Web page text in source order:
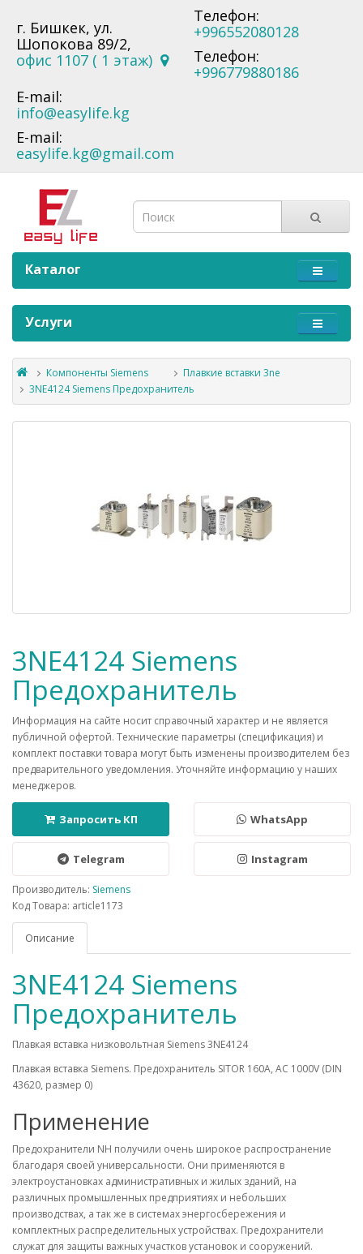
г. Бишкек, ул.
Шопокова 89/2,
офис 1107 ( 1 этаж)
Телефон:
+996552080128
Телефон:
+996779880186
E-mail:
info@easylife.kg
E-mail:
easylife.kg@gmail.com
Каталог
Услуги
Компоненты Siemens
Плавкие вставки 3ne
3NE4124 Siemens Предохранитель
3NE4124 Siemens
Предохранитель
Информация на сайте носит справочный характер и не является
публичной офертой. Технические параметры (спецификация) и
комплект поставки товара могут быть изменены производителем без
предварительного уведомления. Уточняйте информацию у наших
менеджеров.
Запросить КП WhatsApp
Telegram Instagram
Производитель: Siemens
Код Товара: article1173
Описание
3NE4124 Siemens
Предохранитель
Плавкая вставка низковольтная Siemens 3NE4124
Плавкая вставка Siemens. Предохранитель SITOR 160A, AC 1000V (DIN
43620, размер 0)
Применение
Предохранители NH получили очень широкое распространение
благодаря своей универсальности. Они применяются в
электроустановках административных и жилых зданий, на
различных промышленных предприятиях и небольших
производствах, а так же в системах энергосбережения и
комплектных распределительных устройствах. Предохранители
служат для защиты важных участков установок и сооружений.